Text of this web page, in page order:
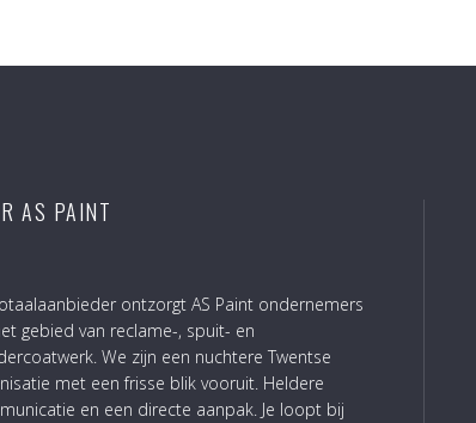
AS PAINT
ontzorgt AS Paint ondernemers
gebied van reclame-, spuit- en
We zijn een nuchtere Twentse
met een frisse blik vooruit. Heldere
en een directe aanpak. Je loopt bij